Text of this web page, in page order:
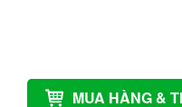
MUA HÀNG &